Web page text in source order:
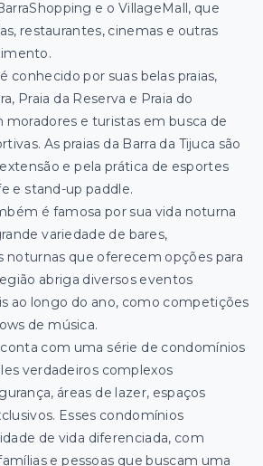
e o VillageMall, que
restaurantes, cinemas e outras
conhecido por suas belas praias,
Praia da Reserva e Praia do
moradores e turistas em busca de
As praias da Barra da Tijuca são
e pela prática de esportes
e stand-up paddle.
é famosa por sua vida noturna
variedade de bares,
noturnas que oferecem opções para
abriga diversos eventos
ao longo do ano, como competições
de música.
com uma série de condomínios
verdadeiros complexos
áreas de lazer, espaços
Esses condomínios
de vida diferenciada, com
e pessoas que buscam uma